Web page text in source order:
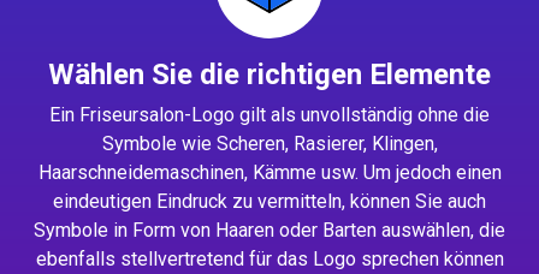
Wählen Sie die richtigen Elemente
Ein Friseursalon-Logo gilt als unvollständig ohne die
Symbole wie Scheren, Rasierer, Klingen,
Haarschneidemaschinen, Kämme usw. Um jedoch einen
eindeutigen Eindruck zu vermitteln, können Sie auch
Symbole in Form von Haaren oder Barten auswählen, die
ebenfalls stellvertretend für das Logo sprechen können